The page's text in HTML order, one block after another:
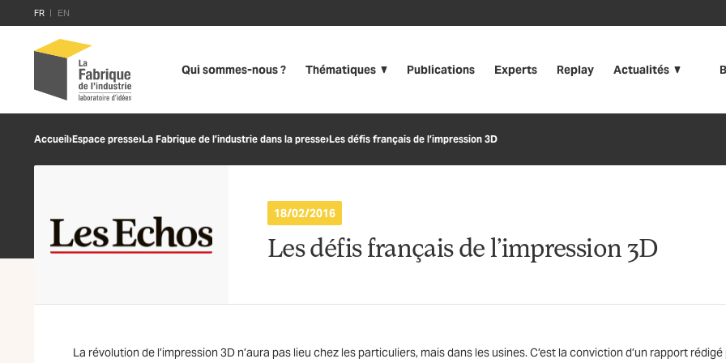
FR
EN
Qui sommes-nous ? Thématiques Publications Experts Replay Actualités
Accueil›Espace presse›La Fabrique de l’industrie dans la presse›Les défis français de l’impression 3D
18/02/2016
Les défis français de l’impression 3D
La révolution de l’impression 3D n’aura pas lieu chez les particuliers, mais dans les usines. C’est la conviction d’un rapport rédigé